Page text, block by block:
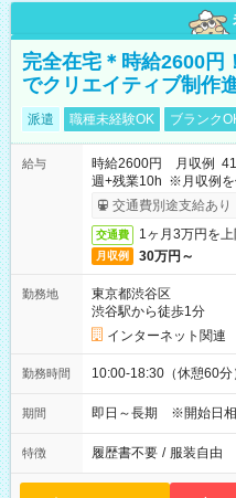
完全在宅＊時給2600円
でクリエイティブ制作
派遣 職種未経験OK ブランク
給与
時給2600円 月収例 41
週+残業10h ※月収例を
受取りサービス利用可
交通費別途支給あり
交通費 1ヶ月3万円を
月収例 30万円～
勤務地
東京都渋谷区
渋谷駅から徒歩1分
インターネット関連
勤務時間 10:00-18:30（休憩60
期間 即日～長期 ※開始日相
特徴 履歴書不要 / 服装自由